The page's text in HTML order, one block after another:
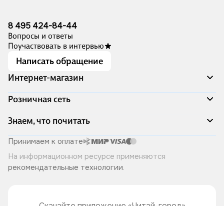
8 495 424-84-44
Вопросы и ответы
Поучаствовать в интервью
Написать обращение
Интернет-магазин
Акции
Доставка и оплата
Программа лояльности
Подарочные сертификаты
Правила продажи
Политика конфиденциальности
Розничная сеть
Адреса магазинов
Книжный Дозор
О компании
Читай-город для бизнеса
Хотите у нас работать?
Знаем, что почитать
Скоро в продаже
Лучшие из лучших
Читай-журнал
Принимаем к оплате
На информационном ресурсе применяются
рекомендательные технологии.